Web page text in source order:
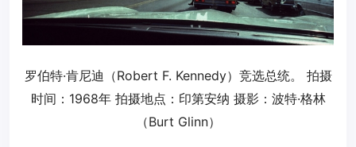
罗伯特·肯尼迪（Robert F. Kennedy）竞选总统。 拍摄
时间：1968年 拍摄地点：印第安纳 摄影：波特·格林
（Burt Glinn）